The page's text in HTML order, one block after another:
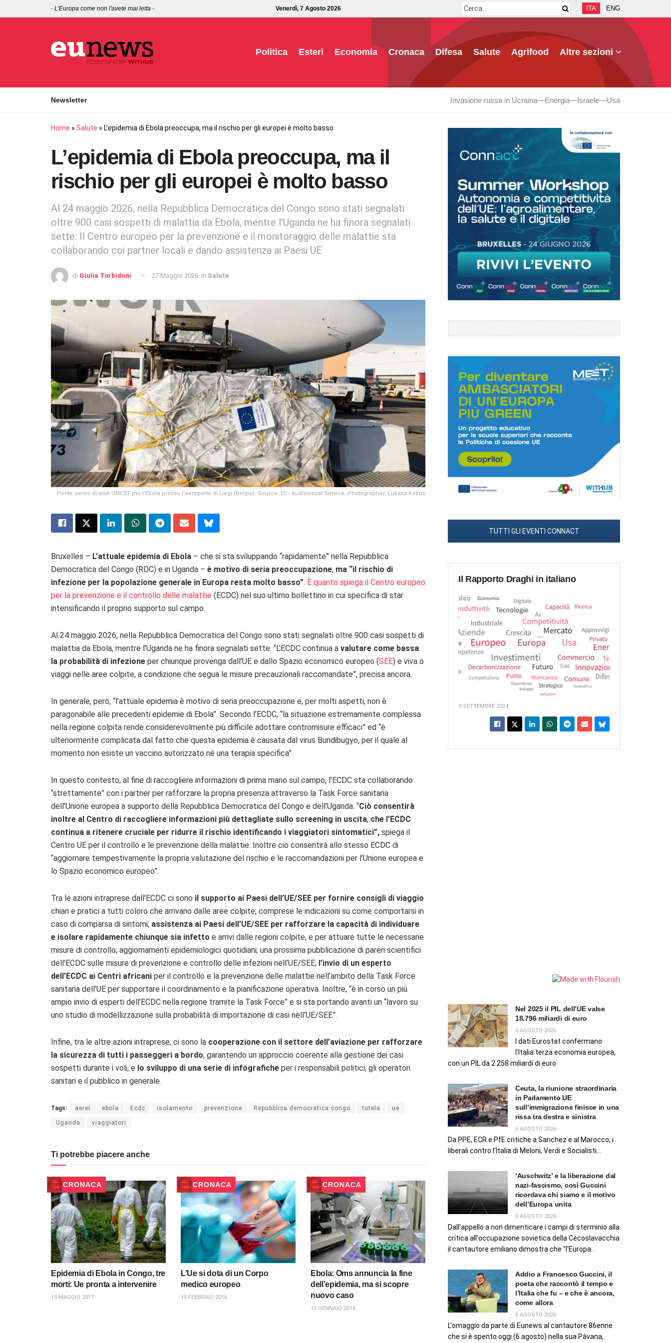
- L'Europa come non l'avete mai letta - Venerdì, 7 Agosto 2026 ITA ENG
Politica Esteri Economia Cronaca Difesa Salute Agrifood Altre sezioni
Newsletter Invasione russa in Ucraina Energia Israele Usa
Home » Salute » L’epidemia di Ebola preoccupa, ma il rischio per gli europei è molto basso
L’epidemia di Ebola preoccupa, ma il
rischio per gli europei è molto basso
Al 24 maggio 2026, nella Repubblica Democratica del Congo sono stati segnalati
oltre 900 casi sospetti di malattia da Ebola, mentre l'Uganda ne ha finora segnalati
sette. Il Centro europeo per la prevenzione e il monitoraggio delle malattie sta
collaborando coi partner locali e dando assistenza ai Paesi UE
di Giulia Torbidoni 27 Maggio 2026 in Salute
Ponte aereo di aiuti UNICEF per l'Ebola presso l'aeroporto di Liegi (Belgio). Source: EC - Audiovisual Service. Photographer: Lukasz Kobus
Bruxelles – L’attuale epidemia di Ebola – che si sta sviluppando “rapidamente” nella Repubblica
Democratica del Congo (RDC) e in Uganda – è motivo di seria preoccupazione, ma “il rischio di
infezione per la popolazione generale in Europa resta molto basso”. È quanto spiega il Centro europeo
per la prevenzione e il controllo delle malattie (ECDC) nel suo ultimo bollettino in cui specifica di star
intensificando il proprio supporto sul campo.
Al 24 maggio 2026, nella Repubblica Democratica del Congo sono stati segnalati oltre 900 casi sospetti di
malattia da Ebola, mentre l’Uganda ne ha finora segnalati sette. “L’ECDC continua a valutare come bassa
la probabilità di infezione per chiunque provenga dall’UE e dallo Spazio economico europeo (SEE) e viva o
viaggi nelle aree colpite, a condizione che segua le misure precauzionali raccomandate”, precisa ancora.
In generale, però, “l’attuale epidemia è motivo di seria preoccupazione e, per molti aspetti, non è
paragonabile alle precedenti epidemie di Ebola”. Secondo l’ECDC, “la situazione estremamente complessa
nella regione colpita rende considerevolmente più difficile adottare contromisure efficaci” ed “è
ulteriormente complicata dal fatto che questa epidemia è causata dal virus Bundibugyo, per il quale al
momento non esiste un vaccino autorizzato né una terapia specifica”.
In questo contesto, al fine di raccogliere informazioni di prima mano sul campo, l’ECDC sta collaborando
“strettamente” con i partner per rafforzare la propria presenza attraverso la Task Force sanitaria
dell’Unione europea a supporto della Repubblica Democratica del Congo e dell’Uganda. “Ciò consentirà
inoltre al Centro di raccogliere informazioni più dettagliate sullo screening in uscita, che l’ECDC
continua a ritenere cruciale per ridurre il rischio identificando i viaggiatori sintomatici”, spiega il
Centro UE per il controllo e le prevenzione della malattie. Inoltre ciò consentirà allo stesso ECDC di
“aggiornare tempestivamente la propria valutazione del rischio e le raccomandazioni per l’Unione europea e
lo Spazio economico europeo”.
Tra le azioni intraprese dall’ECDC ci sono il supporto ai Paesi dell’UE/SEE per fornire consigli di viaggio
chiari e pratici a tutti coloro che arrivano dalle aree colpite, comprese le indicazioni su come comportarsi in
caso di comparsa di sintomi; assistenza ai Paesi dell’UE/SEE per rafforzare la capacità di individuare
e isolare rapidamente chiunque sia infetto e arrivi dalle regioni colpite, e per attuare tutte le necessarie
misure di controllo; aggiornamenti epidemiologici quotidiani; una prossima pubblicazione di pareri scientifici
dell’ECDC sulle misure di prevenzione e controllo delle infezioni nell’UE/SEE; l’invio di un esperto
dell’ECDC ai Centri africani per il controllo e la prevenzione delle malattie nell’ambito della Task Force
sanitaria dell’UE per supportare il coordinamento e la pianificazione operativa. Inoltre, “è in corso un più
ampio invio di esperti dell’ECDC nella regione tramite la Task Force” e si sta portando avanti un “lavoro su
uno studio di modellizzazione sulla probabilità di importazione di casi nell’UE/SEE”.
Infine, tra le altre azioni intraprese, ci sono la cooperazione con il settore dell’aviazione per rafforzare
la sicurezza di tutti i passeggeri a bordo, garantendo un approccio coerente alla gestione dei casi
sospetti durante i voli, e lo sviluppo di una serie di infografiche per i responsabili politici, gli operatori
sanitari e il pubblico in generale.
Tags: aerei ebola Ecdc isolamento prevenzione Repubblica democratica congo tutela ue
Uganda viaggiatori
Ti potrebbe piacere anche
CRONACA
Epidemia di Ebola in Congo, tre
morti: Ue pronta a intervenire
15 MAGGIO 2017
CRONACA
L’Ue si dota di un Corpo
medico europeo
15 FEBBRAIO 2016
CRONACA
Ebola: Oms annuncia la fine
dell’epidemia, ma si scopre
nuovo caso
15 GENNAIO 2016
TUTTI GLI EVENTI CONNACT
Il Rapporto Draghi in italiano
9 SETTEMBRE 2024
Nel 2025 il PIL dell’UE valse
18.796 miliardi di euro
6 AGOSTO 2026
I dati Eurostat confermano
l'Italia terza economia europea,
con un PIL da 2.258 miliardi di euro
Ceuta, la riunione straordinaria
in Parlamento UE
sull’immigrazione finisce in una
rissa tra destra e sinistra
6 AGOSTO 2026
Da PPE, ECR e PfE critiche a Sanchez e al Marocco, i
liberali contro l'Italia di Meloni, Verdi e Socialisti...
‘Auschwitz’ e la liberazione dal
nazi-fascismo, così Guccini
ricordava chi siamo e il motivo
dell’Europa unita
6 AGOSTO 2026
Dall'appello a non dimenticare i campi di sterminio alla
critica all'occupazione sovietica della Cecoslavacchia
il cantautore emiliano dimostra che "l'Europa...
Addio a Francesco Guccini, il
poeta che raccontò il tempo e
l’Italia che fu – e che è ancora,
come allora
6 AGOSTO 2026
L'omaggio da parte di Eunews al cantautore 86enne
che si è spento oggi (6 agosto) nella sua Pàvana,